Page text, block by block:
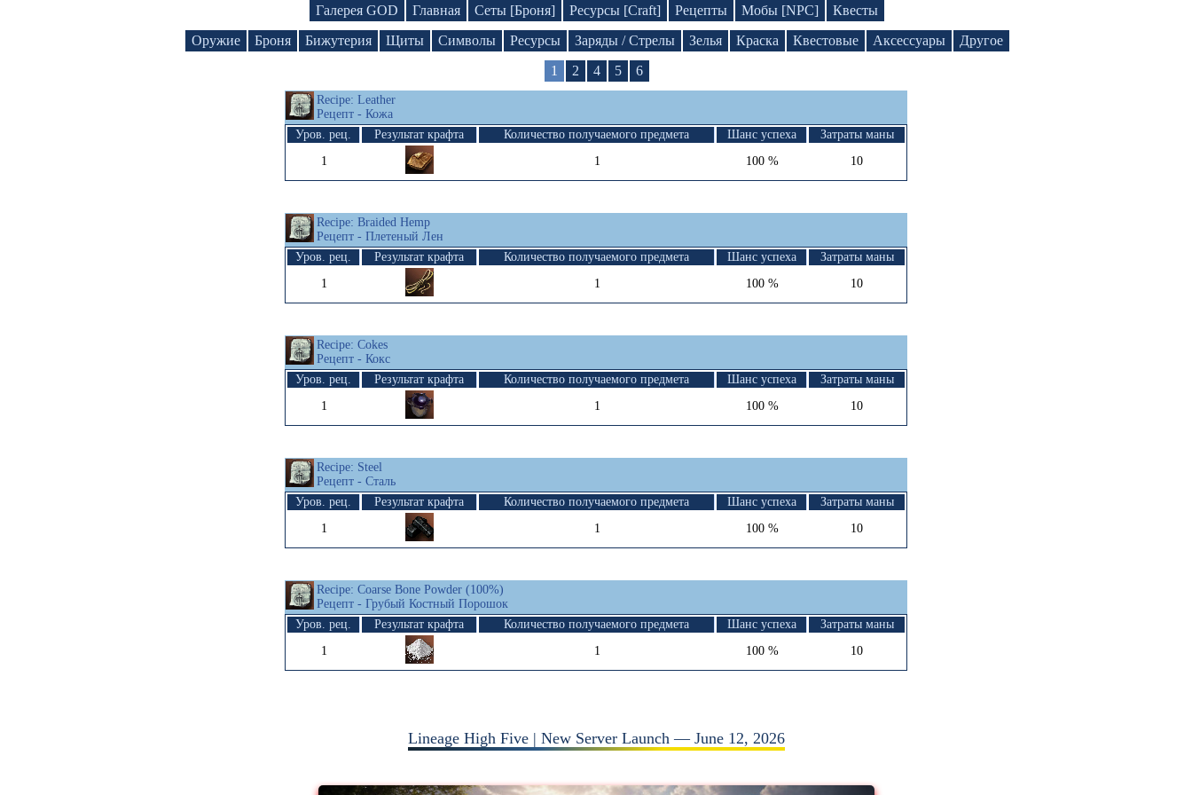
Галерея GOD Главная Сеты [Броня] Ресурсы [Craft] Рецепты Мобы [NPC]
Квесты
Оружие
Броня Бижутерия Щиты Символы Ресурсы Заряды / Стрелы Зелья Краска Квестовые Аксессуары
Другое
1
2 4 5 6
Recipe: Leather
Рецепт - Кожа
Уров. рец.
Результат крафта Количество получаемого предмета Шанс успеха
Затраты маны
1
1 100 % 10
Recipe: Braided Hemp
Рецепт - Плетеный Лен
Уров. рец.
Результат крафта Количество получаемого предмета Шанс успеха
Затраты маны
1
1 100 % 10
Recipe: Cokes
Рецепт - Кокс
Уров. рец.
Результат крафта Количество получаемого предмета Шанс успеха
Затраты маны
1
1 100 % 10
Recipe: Steel
Рецепт - Сталь
Уров. рец.
Результат крафта Количество получаемого предмета Шанс успеха
Затраты маны
1
1 100 % 10
Recipe: Coarse Bone Powder (100%)
Рецепт - Грубый Костный Порошок
Уров. рец.
Результат крафта Количество получаемого предмета Шанс успеха
Затраты маны
1
1 100 % 10
Lineage High Five | New Server Launch — June 12, 2026